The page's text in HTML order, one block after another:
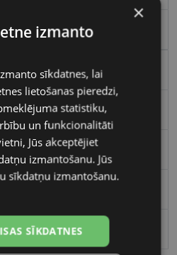
×
izmanto
sīkdatnes, lai
lietošanas pieredzi,
statistiku,
un funkcionalitāti
Jūs akceptējiet
izmantošanu. Jūs
sīkdatņu izmantošanu.
SĪKDATNES